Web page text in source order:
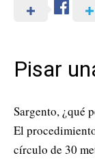
Pisar
Sargento, ¿qué
El
círculo de 30